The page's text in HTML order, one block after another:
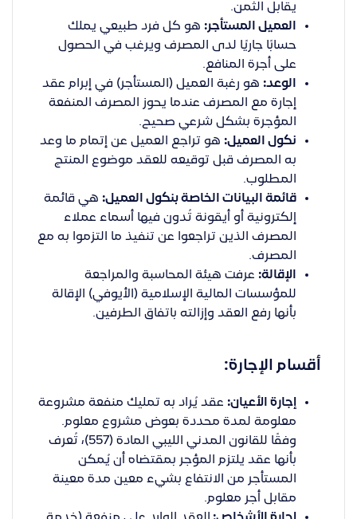
يقابل الثمن.
العميل المستأجر: هو كل فرد طبيعي يملك
حسابًا جاريًا لدى المصرف ويرغب في الحصول
على أجرة المنافع.
الوعد: هو رغبة العميل (المستأجر) في إبرام عقد
إجارة مع المصرف عندما يحوز المصرف المنفعة
المؤجرة بشكل شرعي صحيح.
نكول العميل: هو تراجع العميل عن إتمام ما وعد
به المصرف قبل توقيعه للعقد موضوع المنتج
المطلوب.
قائمة البيانات الخاصة بنكول العميل: هي قائمة
إلكترونية أو أيقونة تُدون فيها أسماء عملاء
المصرف الذين تراجعوا عن تنفيذ ما التزموا به مع
المصرف.
الإقالة: عرفت هيئة المحاسبة والمراجعة
للمؤسسات المالية الإسلامية (الأيوفي) الإقالة
بأنها رفع العقد وإزالته باتفاق الطرفين.
أقسام الإجارة:
إجارة الأعيان: عقد يُراد به تمليك منفعة مشروعة
معلومة لمدة محددة بعوض مشروع معلوم.
وفقًا للقانون المدني الليبي المادة (557)، تُعرف
بأنها عقد يلتزم المؤجر بمقتضاه أن يُمكن
المستأجر من الانتفاع بشيء معين مدة معينة
مقابل أجر معلوم.